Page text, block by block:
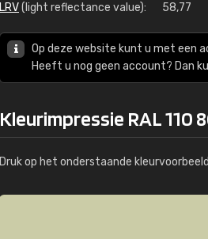
LRV(light reflectance value): 58,77
Op deze website kunt u met een
Heeft u nog geen account? Dan
Kleurimpressie RAL 110
Druk op het onderstaande